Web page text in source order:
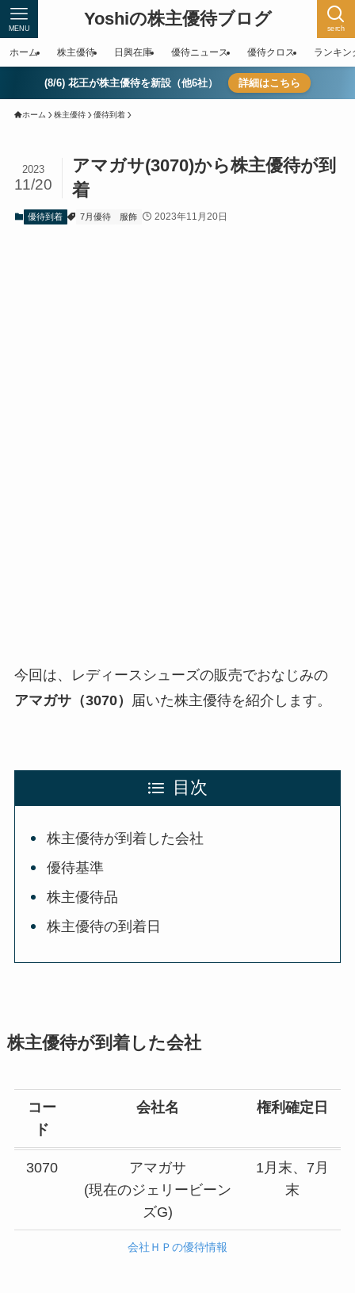
Yoshiの株主優待ブログ serch
MENU
ホーム 株主優待 日興在庫 優待ニュース 優待クロス ランキン
(8/6) 花王が株主優待を新設（他6社） 詳細はこちら
ホーム 株主優待 優待到着
アマガサ(3070)から株主優待が到
着
2023
11/20
優待到着 7月優待 服飾 2023年11月20日
今回は、レディースシューズの販売でおなじみの
アマガサ（3070）
届いた株主優待を紹介します。
目次
株主優待が到着した会社
優待基準
株主優待品
株主優待の到着日
株主優待が到着した会社
コー
ド
会社名 権利確定日
3070
アマガサ
(現在のジェリービーン
ズG)
1月末、7月
末
会社ＨＰの優待情報